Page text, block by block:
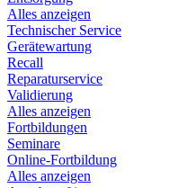
Alles anzeigen
Technischer Service
Gerätewartung
Recall
Reparaturservice
Validierung
Alles anzeigen
Fortbildungen
Seminare
Online-Fortbildung
Alles anzeigen